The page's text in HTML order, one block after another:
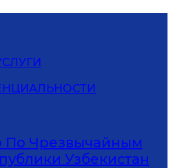
По Чрезвычайным
Узбекистан